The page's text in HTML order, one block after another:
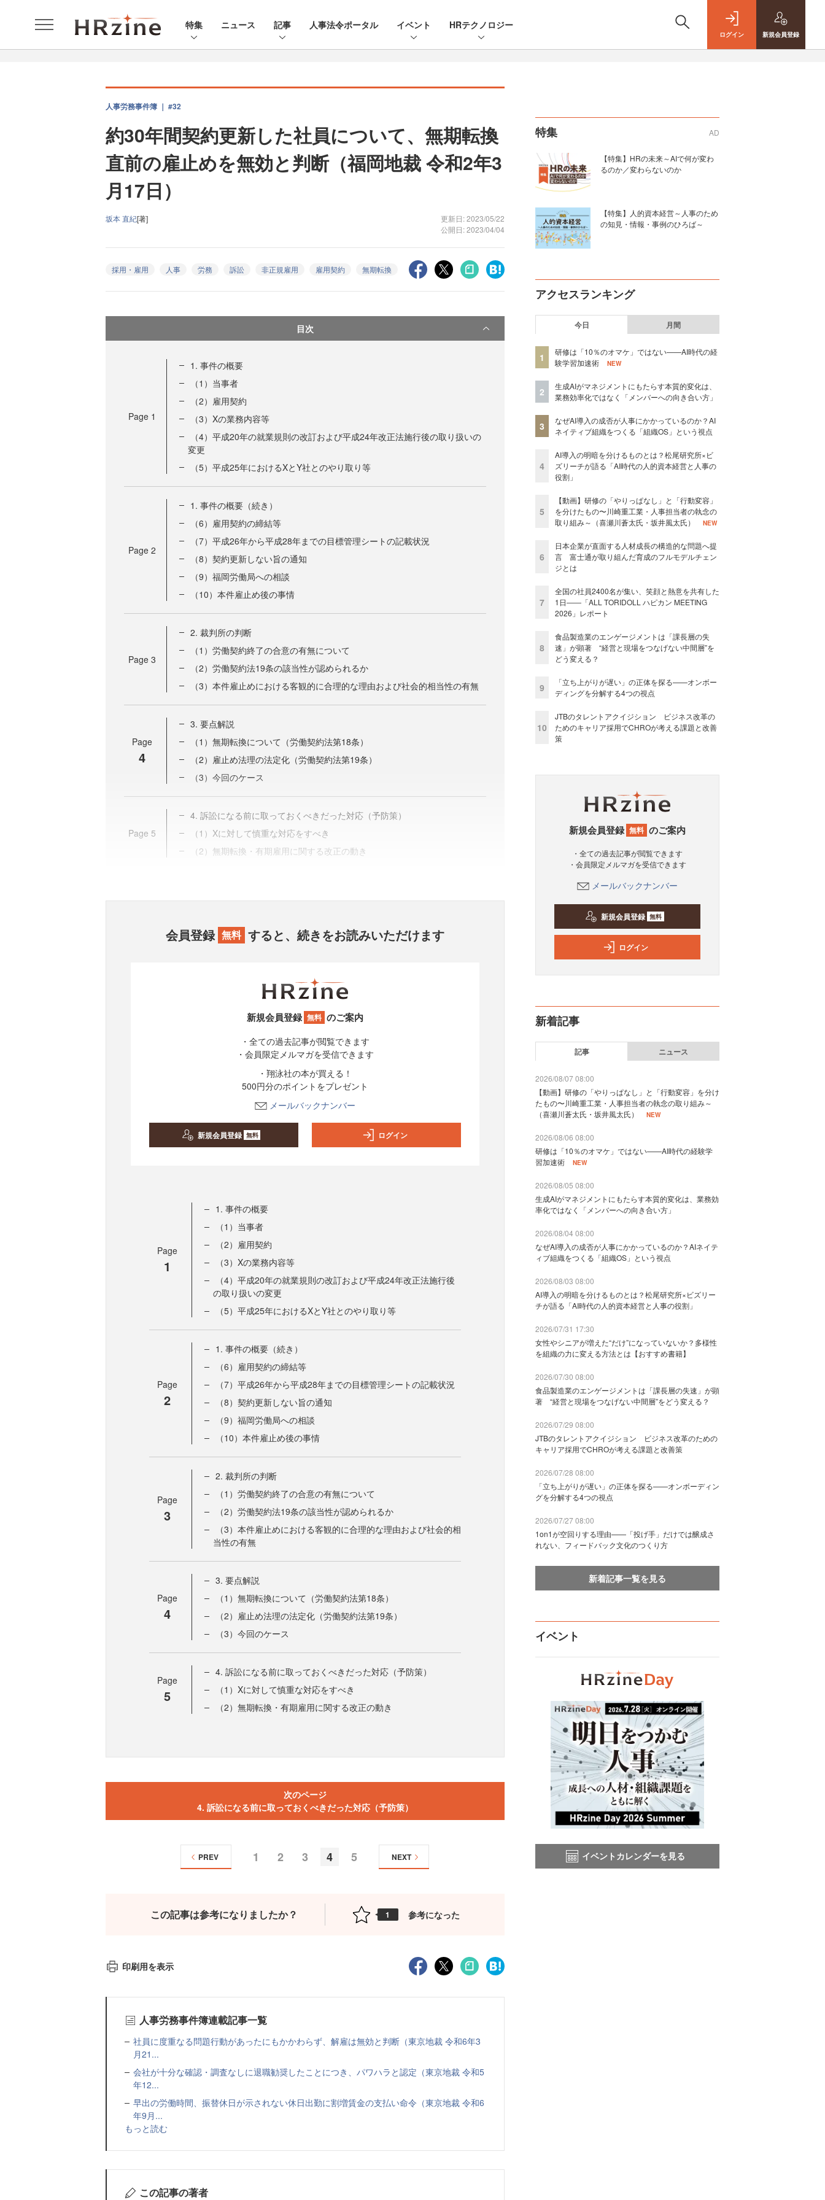
特集 ニュース 記事 人事法令ポータル イベント HRテクノロジー
ログイン 新規会員登録
人事労務事件簿 ｜ #32
約30年間契約更新した社員について、無期転換
直前の雇止めを無効と判断（福岡地裁 令和2年3
月17日）
坂本 直紀[著]
更新日: 2023/05/22
公開日: 2023/04/04
採用・雇用 人事 労務 訴訟 非正規雇用 雇用契約 無期転換
目次
Page 1
1. 事件の概要
（1）当事者
（2）雇用契約
（3）Xの業務内容等
（4）平成20年の就業規則の改訂および平成24年改正法施行後の取り扱いの
変更
（5）平成25年におけるXとY社とのやり取り等
Page 2
1. 事件の概要（続き）
（6）雇用契約の締結等
（7）平成26年から平成28年までの目標管理シートの記載状況
（8）契約更新しない旨の通知
（9）福岡労働局への相談
（10）本件雇止め後の事情
Page 3
2. 裁判所の判断
（1）労働契約終了の合意の有無について
（2）労働契約法19条の該当性が認められるか
（3）本件雇止めにおける客観的に合理的な理由および社会的相当性の有無
Page
4
3. 要点解説
（1）無期転換について（労働契約法第18条）
（2）雇止め法理の法定化（労働契約法第19条）
（3）今回のケース
Page 5
4. 訴訟になる前に取っておくべきだった対応（予防策）
（1）Xに対して慎重な対応をすべき
（2）無期転換・有期雇用に関する改正の動き
会員登録 無料 すると、続きをお読みいただけます
新規会員登録 無料 のご案内
・全ての過去記事が閲覧できます
・会員限定メルマガを受信できます
・翔泳社の本が買える！
500円分のポイントをプレゼント
メールバックナンバー
新規会員登録 無料 ログイン
Page
1
1. 事件の概要
（1）当事者
（2）雇用契約
（3）Xの業務内容等
（4）平成20年の就業規則の改訂および平成24年改正法施行後
の取り扱いの変更
（5）平成25年におけるXとY社とのやり取り等
Page
2
1. 事件の概要（続き）
（6）雇用契約の締結等
（7）平成26年から平成28年までの目標管理シートの記載状況
（8）契約更新しない旨の通知
（9）福岡労働局への相談
（10）本件雇止め後の事情
Page
3
2. 裁判所の判断
（1）労働契約終了の合意の有無について
（2）労働契約法19条の該当性が認められるか
（3）本件雇止めにおける客観的に合理的な理由および社会的相
当性の有無
Page
4
3. 要点解説
（1）無期転換について（労働契約法第18条）
（2）雇止め法理の法定化（労働契約法第19条）
（3）今回のケース
Page
5
4. 訴訟になる前に取っておくべきだった対応（予防策）
（1）Xに対して慎重な対応をすべき
（2）無期転換・有期雇用に関する改正の動き
次のページ
4. 訴訟になる前に取っておくべきだった対応（予防策）
1 2 3 4 5
PREV NEXT
この記事は参考になりましたか？ 1 参考になった
印刷用を表示
人事労務事件簿連載記事一覧
社員に度重なる問題行動があったにもかかわらず、解雇は無効と判断（東京地裁 令和6年3
月21...
会社が十分な確認・調査なしに退職勧奨したことにつき、パワハラと認定（東京地裁 令和5
年12...
早出の労働時間、振替休日が示されない休日出勤に割増賃金の支払い命令（東京地裁 令和6
年9月...
もっと読む
この記事の著者
特集 AD
【特集】HRの未来～AIで何が変わ
るのか／変わらないのか
【特集】人的資本経営～人事のため
の知見・情報・事例のひろば～
アクセスランキング
今日 月間
1
研修は「10％のオマケ」ではない——AI時代の経
験学習加速術
NEW
2
生成AIがマネジメントにもたらす本質的変化は、
業務効率化ではなく「メンバーへの向き合い方」
3
なぜAI導入の成否が人事にかかっているのか？AI
ネイティブ組織をつくる「組織OS」という視点
4
AI導入の明暗を分けるものとは？松尾研究所×ビ
ズリーチが語る「AI時代の人的資本経営と人事の
役割」
5
【動画】研修の「やりっぱなし」と「行動変容」
を分けたもの〜川崎重工業・人事担当者の執念の
取り組み～（喜瀬川蒼太氏・坂井風太氏）
NEW
6
日本企業が直面する人材成長の構造的な問題へ提
言 富士通が取り組んだ育成のフルモデルチェン
ジとは
7
全国の社員2400名が集い、笑顔と熱意を共有した
1日――「ALL TORIDOLL ハピカン MEETING
2026」レポート
8
食品製造業のエンゲージメントは「課長層の失
速」が顕著 “経営と現場をつなげない中間層”を
どう変える？
9
「立ち上がりが遅い」の正体を探る——オンボー
ディングを分解する4つの視点
10
JTBのタレントアクイジション ビジネス改革の
ためのキャリア採用でCHROが考える課題と改善
策
新規会員登録 無料 のご案内
・全ての過去記事が閲覧できます
・会員限定メルマガを受信できます
メールバックナンバー
新規会員登録 無料
ログイン
新着記事
記事 ニュース
2026/08/07 08:00
【動画】研修の「やりっぱなし」と「行動変容」を分け
たもの〜川崎重工業・人事担当者の執念の取り組み～
（喜瀬川蒼太氏・坂井風太氏）
NEW
2026/08/06 08:00
研修は「10％のオマケ」ではない——AI時代の経験学
習加速術
NEW
2026/08/05 08:00
生成AIがマネジメントにもたらす本質的変化は、業務効
率化ではなく「メンバーへの向き合い方」
2026/08/04 08:00
なぜAI導入の成否が人事にかかっているのか？AIネイテ
ィブ組織をつくる「組織OS」という視点
2026/08/03 08:00
AI導入の明暗を分けるものとは？松尾研究所×ビズリー
チが語る「AI時代の人的資本経営と人事の役割」
2026/07/31 17:30
女性やシニアが増えた“だけ”になっていないか？多様性
を組織の力に変える方法とは【おすすめ書籍】
2026/07/30 08:00
食品製造業のエンゲージメントは「課長層の失速」が顕
著 “経営と現場をつなげない中間層”をどう変える？
2026/07/29 08:00
JTBのタレントアクイジション ビジネス改革のための
キャリア採用でCHROが考える課題と改善策
2026/07/28 08:00
「立ち上がりが遅い」の正体を探る——オンボーディン
グを分解する4つの視点
2026/07/27 08:00
1on1が空回りする理由——「投げ手」だけでは醸成さ
れない、フィードバック文化のつくり方
新着記事一覧を見る
イベント
イベントカレンダーを見る